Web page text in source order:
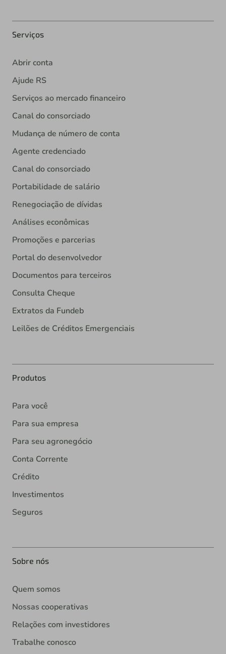
Serviços
Abrir conta
Ajude RS
Serviços ao mercado financeiro
Canal do consorciado
Mudança de número de conta
Agente credenciado
Canal do consorciado
Portabilidade de salário
Renegociação de dívidas
Análises econômicas
Promoções e parcerias
Portal do desenvolvedor
Documentos para terceiros
Consulta Cheque
Extratos da Fundeb
Leilões de Créditos Emergenciais
Produtos
Para você
Para sua empresa
Para seu agronegócio
Conta Corrente
Crédito
Investimentos
Seguros
Sobre nós
Quem somos
Nossas cooperativas
Relações com investidores
Trabalhe conosco